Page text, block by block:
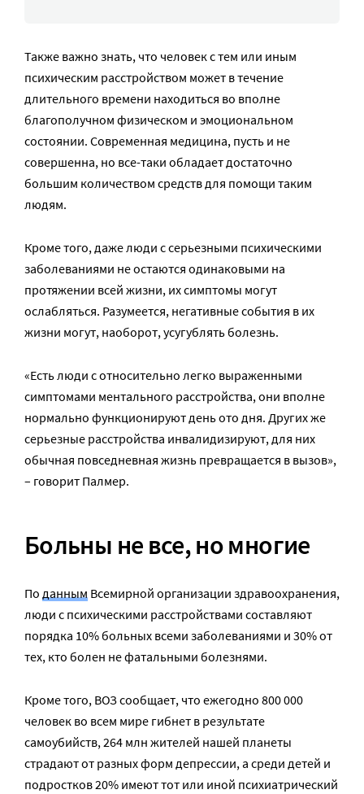
Также важно знать, что человек с тем или иным
психическим расстройством может в течение
длительного времени находиться во вполне
благополучном физическом и эмоциональном
состоянии. Современная медицина, пусть и не
совершенна, но все-таки обладает достаточно
большим количеством средств для помощи таким
людям.
Кроме того, даже люди с серьезными психическими
заболеваниями не остаются одинаковыми на
протяжении всей жизни, их симптомы могут
ослабляться. Разумеется, негативные события в их
жизни могут, наоборот, усугублять болезнь.
«Есть люди с относительно легко выраженными
симптомами ментального расстройства, они вполне
нормально функционируют день ото дня. Других же
серьезные расстройства инвалидизируют, для них
обычная повседневная жизнь превращается в вызов»,
– говорит Палмер.
Больны не все, но многие
По данным Всемирной организации здравоохранения,
люди с психическими расстройствами составляют
порядка 10% больных всеми заболеваниями и 30% от
тех, кто болен не фатальными болезнями.
Кроме того, ВОЗ сообщает, что ежегодно 800 000
человек во всем мире гибнет в результате
самоубийств, 264 млн жителей нашей планеты
страдают от разных форм депрессии, а среди детей и
подростков 20% имеют тот или иной психиатрический